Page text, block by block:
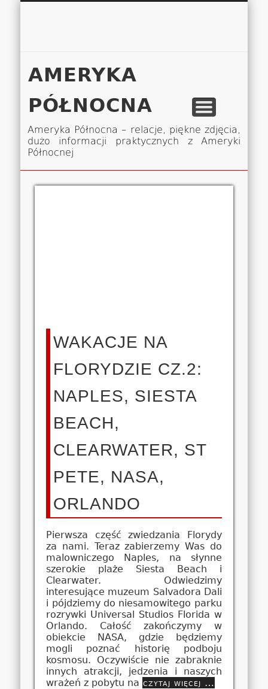
O NAS
EUROPA A-M
EUROPA N-Z
AZJA
AFRYKA
AMERYKA
OCEANIA
MAPA
WSPÓŁPRACA
KONTAKT
AMERYKA
PÓŁNOCNA
Ameryka Północna – relacje, piękne zdjęcia,
dużo informacji praktycznych z Ameryki
Północnej
WAKACJE NA
FLORYDZIE CZ.2:
NAPLES, SIESTA
BEACH,
CLEARWATER, ST
PETE, NASA,
ORLANDO
Pierwsza część zwiedzania Florydy
za nami. Teraz zabierzemy Was do
malowniczego Naples, na słynne
szerokie plaże Siesta Beach i
Clearwater. Odwiedzimy
interesujące muzeum Salvadora Dali
i pójdziemy do niesamowitego parku
rozrywki Universal Studios Florida w
Orlando. Całość zakończymy w
obiekcie NASA, gdzie będziemy
mogli poznać historię podboju
kosmosu. Oczywiście nie zabraknie
innych atrakcji, jedzenia i naszych
wrażeń z pobytu na czytaj więcej …